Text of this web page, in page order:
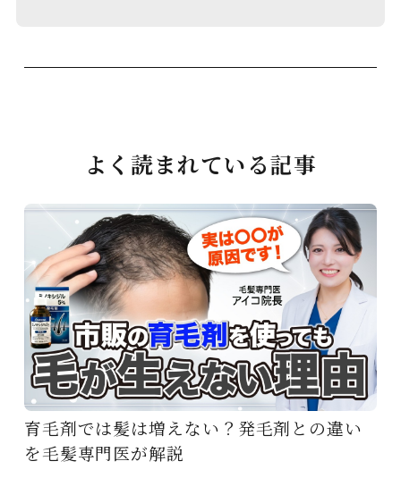
よく読まれている記事
育毛剤では髪は増えない？発毛剤との違い
を毛髪専門医が解説